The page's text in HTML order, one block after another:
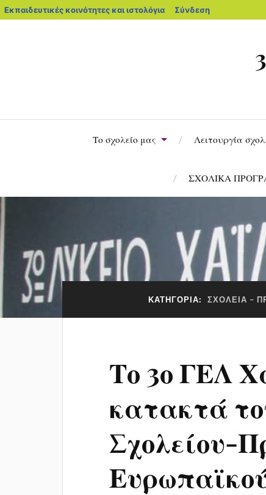
Εκπαιδευτικές κοινότητες και ιστολόγια Σύνδεση
Το σχολείο μας Λειτουργία
ΣΧΟΛΙΚΑ
ΚΑΤΗΓΟΡΊΑ: ΣΧΟΛΕΙΑ –
Το 3ο ΓΕΛ
κατακτά
Σχολείου-